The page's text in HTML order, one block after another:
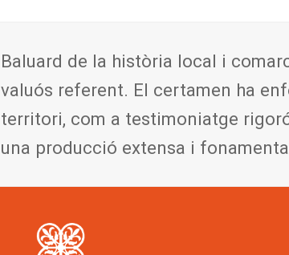
Baluard de la història local i
valuós referent. El certamen ha
territori, com a testimoniatge
una producció extensa i